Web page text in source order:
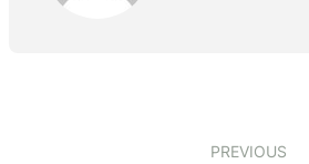
PREVIOUS